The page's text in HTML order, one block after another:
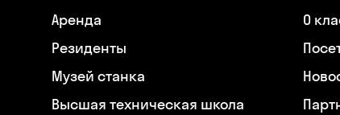
Аренда
Резиденты
Музей станка
Высшая техническая школа
О